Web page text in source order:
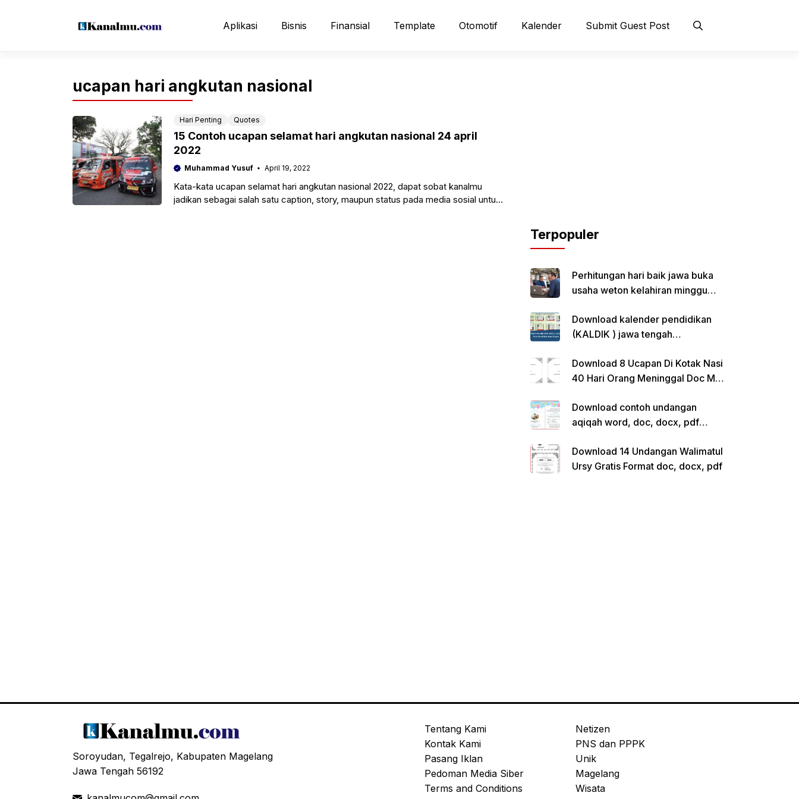
Aplikasi Bisnis Finansial Template Otomotif Kalender Submit Guest Post
ucapan hari angkutan nasional
Hari Penting Quotes
15 Contoh ucapan selamat hari angkutan nasional 24 april
2022
Muhammad Yusuf April 19, 2022
Kata-kata ucapan selamat hari angkutan nasional 2022, dapat sobat kanalmu
jadikan sebagai salah satu caption, story, maupun status pada media sosial untuk
Terpopuler
Perhitungan hari baik jawa buka
usaha weton kelahiran minggu
Download kalender pendidikan
(KALDIK ) jawa tengah
Download 8 Ucapan Di Kotak Nasi
40 Hari Orang Meninggal Doc Ms.
Download contoh undangan
aqiqah word, doc, docx, pdf
Download 14 Undangan Walimatul
Ursy Gratis Format doc, docx, pdf
Soroyudan, Tegalrejo, Kabupaten Magelang
Jawa Tengah 56192
Tentang Kami
Kontak Kami
Pasang Iklan
Pedoman Media Siber
Terms and Conditions
Netizen
PNS dan PPPK
Unik
Magelang
Wisata